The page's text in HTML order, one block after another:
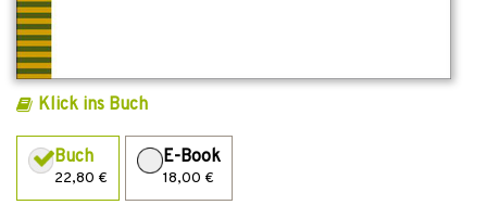
Klick ins Buch
Buch
22,80 €
E-Book
18,00 €